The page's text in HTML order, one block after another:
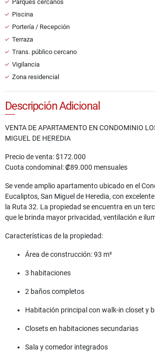
Parques cercanos
Piscina
Portería / Recepción
Terraza
Trans. público cercano
Vigilancia
Zona residencial
Descripción Adicional
VENTA DE APARTAMENTO EN CONDOMINIO
MIGUEL DE HEREDIA
Precio de venta: $172.000
Cuota condominal: ₡89.000 mensuales
Se vende amplio apartamento ubicado en el
Eucaliptos, San Miguel de Heredia, con
la Ruta 32. La propiedad se encuentra en un
que le brinda mayor privacidad, ventilación e
Características de la propiedad:
Área de construcción: 93 m²
3 habitaciones
2 baños completos
Habitación principal con walk-in closet y
Closets en habitaciones secundarias
Sala y comedor integrados